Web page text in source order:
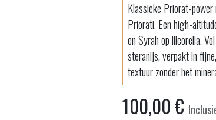
Klassieke Priorat-
Priorati. Een high-
en Syrah op llicorella.
steranijs, verpakt in
textuur zonder het
100,00€